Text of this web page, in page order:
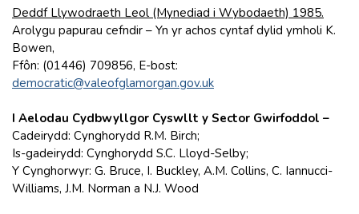
Deddf Llywodraeth Leol (Mynediad i Wybodaeth) 1985.
Arolygu papurau cefndir – Yn yr achos cyntaf dylid ymholi K.
Bowen,
Ffôn: (01446) 709856, E-bost:
democratic@valeofglamorgan.gov.uk
I Aelodau Cydbwyllgor Cyswllt y Sector Gwirfoddol –
Cadeirydd: Cynghorydd R.M. Birch;
Is-gadeirydd: Cynghorydd S.C. Lloyd-Selby;
Y Cynghorwyr: G. Bruce, I. Buckley, A.M. Collins, C. Iannucci-
Williams, J.M. Norman a N.J. Wood